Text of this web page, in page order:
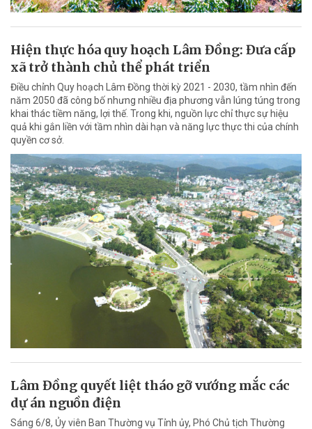
Hiện thực hóa quy hoạch Lâm Đồng: Đưa cấp
xã trở thành chủ thể phát triển
Điều chỉnh Quy hoạch Lâm Đồng thời kỳ 2021 - 2030, tầm nhìn đến
năm 2050 đã công bố nhưng nhiều địa phương vẫn lúng túng trong
khai thác tiềm năng, lợi thế. Trong khi, nguồn lực chỉ thực sự hiệu
quả khi gắn liền với tầm nhìn dài hạn và năng lực thực thi của chính
quyền cơ sở.
Lâm Đồng quyết liệt tháo gỡ vướng mắc các
dự án nguồn điện
Sáng 6/8, Ủy viên Ban Thường vụ Tỉnh ủy, Phó Chủ tịch Thường